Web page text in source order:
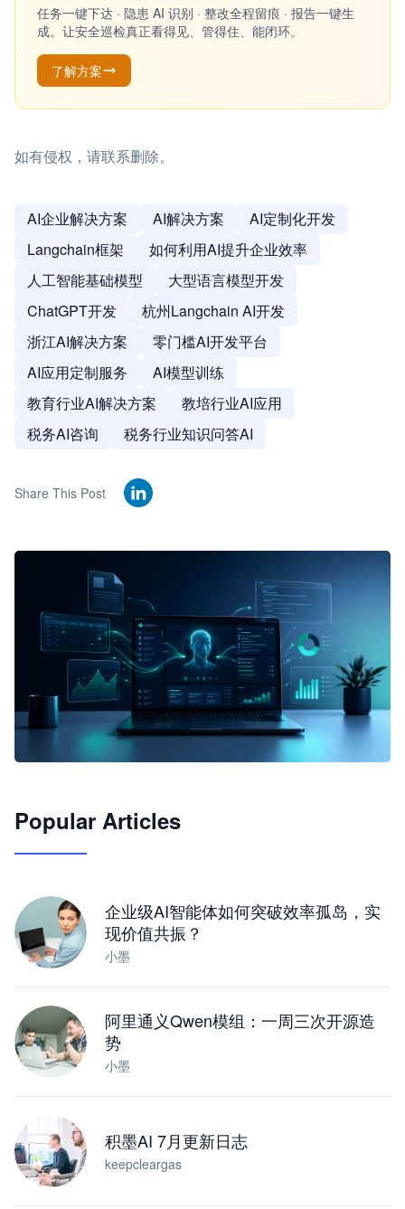
任务一键下达 · 隐患 AI 识别 · 整改全程留痕 · 报告一键生
成。让安全巡检真正看得见、管得住、能闭环。
了解方案
如有侵权，请联系删除。
AI企业解决方案 AI解决方案
AI定制化开发
Langchain框架
如何利用AI提升企业效率
人工智能基础模型
大型语言模型开发
ChatGPT开发
杭州Langchain AI开发
浙江AI解决方案
零门槛AI开发平台
AI应用定制服务
AI模型训练
教育行业AI解决方案
教培行业AI应用
税务AI咨询
税务行业知识问答AI
Share This Post
JimoClaw 桌面 AI Agent 工作台
Popular Articles
企业级AI智能体如何突破效率孤岛，实
现价值共振？
小墨
阿里通义Qwen模组：一周三次开源造
势
小墨
积墨AI 7月更新日志
keepcleargas